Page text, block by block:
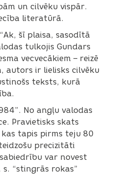
un cilvēku vispār.
literatūrā.
šī plaisa, sasodītā
tulkojis Gundars
vecvecākiem – reizē
autors ir lielisks cilvēku
teksts, kurā
No angļu valodas
Pravietisks skats
kas tapis pirms teju 80
precizitāti
var novest
“stingrās rokas”